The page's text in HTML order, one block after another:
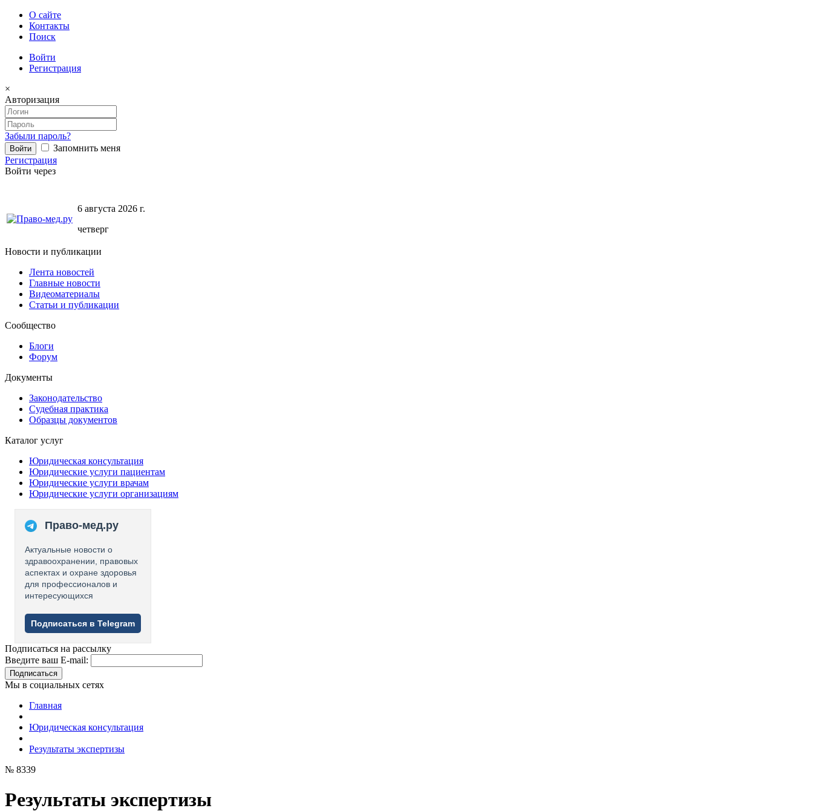
О сайте
Контакты
Поиск
Войти
Регистрация
×
Авторизация
Забыли пароль?
Запомнить меня
Регистрация
Войти через
6 августа 2026 г.
четверг
Новости и публикации
Лента новостей
Главные новости
Видеоматериалы
Статьи и публикации
Сообщество
Блоги
Форум
Документы
Законодательство
Судебная практика
Образцы документов
Каталог услуг
Юридическая консультация
Юридические услуги пациентам
Юридические услуги врачам
Юридические услуги организациям
Право-мед.ру
Актуальные новости о
здравоохранении, правовых
аспектах и охране здоровья
для профессионалов и
интересующихся
Подписаться в Telegram
Подписаться на рассылку
Введите ваш E-mail:
Подписаться
Мы в социальных сетях
Главная
Юридическая консультация
Результаты экспертизы
№ 8339
Результаты экспертизы